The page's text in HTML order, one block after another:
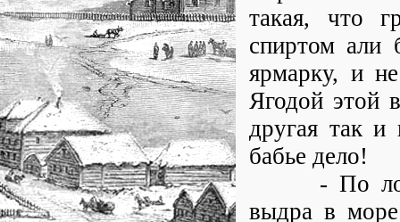
такая, что
спиртом
ярмарку, и
Ягодой этой
другая так и
бабье дело!
- По
выдра в